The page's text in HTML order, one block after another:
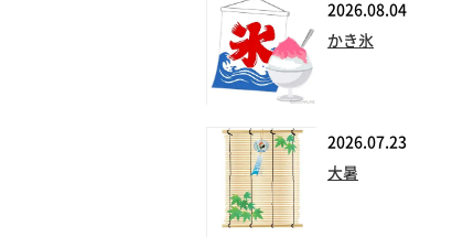
2026.08.04
かき氷
2026.07.23
大暑